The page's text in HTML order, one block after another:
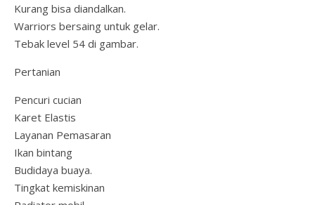
Kurang bisa diandalkan.
Warriors bersaing untuk gelar.
Tebak level 54 di gambar.
Pertanian
Pencuri cucian
Karet Elastis
Layanan Pemasaran
Ikan bintang
Budidaya buaya.
Tingkat kemiskinan